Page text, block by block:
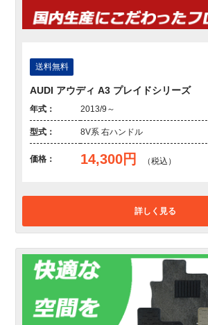
送料無料
AUDI アウディ A3 プレイドシリーズ
年式： 2013/9～
型式： 8V系 右ハンドル
価格： 14,300円 （税込）
詳しく見る